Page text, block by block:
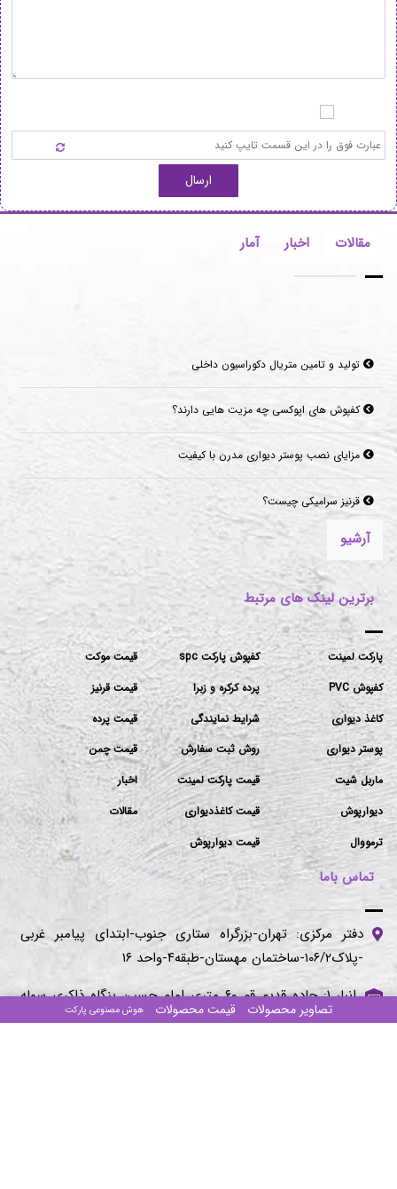
ارسال
مقالات اخبار آمار
کفپوش های اپوکسی چه مزیت هایی دارند؟
مزایای نصب پوستر دیواری مدرن با کیفیت
قرنیز سرامیکی چیست؟
موکت‌های مناسب برای فضاهای پرتردد و فضاهای اداری
آرشیو
برترین لینک های مرتبط
پارکت لمینت
کفپوش PVC
کاغذ دیواری
پوستر دیواری
ماربل شیت
دیوارپوش
ترمووال
کفپوش پارکت spc
پرده کرکره و زبرا
شرایط نمایندگی
روش ثبت سفارش
قیمت پارکت لمینت
قیمت کاغذدیواری
قیمت دیوارپوش
قیمت موکت
قیمت قرنیز
قیمت پرده
قیمت چمن
اخبار
مقالات
تماس باما
دفتر مرکزی: تهران-بزرگراه ستاری جنوب-ابتدای پیامبر غربی
-پلاک۱۰۶/۲-ساختمان مهستان-طبقه۴-واحد ۱۶
انبار ۱: جاده قدیم قم ۶۰ متری امام حسین بنگاه ذاکری سوله
طرح آذین (مراجعه با هماهنگی)
تصاویر محصولات قیمت محصولات هوش مصنوعی پارکت